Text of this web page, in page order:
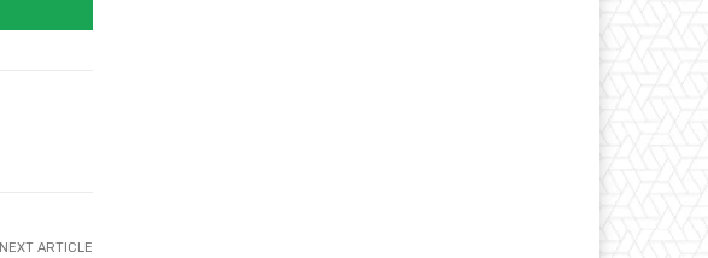
NEXT ARTICLE